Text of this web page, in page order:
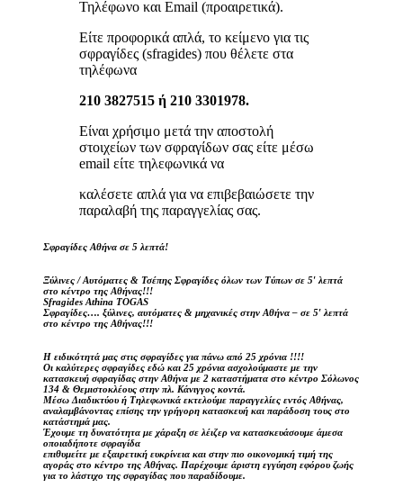
Τηλέφωνο και Email (προαιρετικά).
Είτε προφορικά απλά, το κείμενο για τις
σφραγίδες (sfragides) που θέλετε στα
τηλέφωνα
210 3827515 ή 210 3301978.
Είναι χρήσιμο μετά την αποστολή
στοιχείων των σφραγίδων σας είτε μέσω
email είτε τηλεφωνικά να
καλέσετε απλά για να επιβεβαιώσετε την
παραλαβή της παραγγελίας σας.
Σφραγίδες Αθήνα σε 5 λεπτά!
Ξύλινες / Αυτόματες & Τσέπης Σφραγίδες όλων των Τύπων σε 5′ λεπτά
στο κέντρο της Αθήνας!!!
Sfragides Athina TOGAS
Σφραγίδες…. ξύλινες, αυτόματες & μηχανικές στην Αθήνα – σε 5′ λεπτά
στο κέντρο της Αθήνας!!!
Η ειδικότητά μας στις σφραγίδες για πάνω από 25 χρόνια !!!!
Οι καλύτερες σφραγίδες εδώ και 25 χρόνια ασχολούμαστε με την
κατασκευή σφραγίδας στην Αθήνα με 2 καταστήματα στο κέντρο Σόλωνος
134 & Θεμιστοκλέους στην πλ. Κάνιγγος κοντά.
Μέσω Διαδικτύου ή Τηλεφωνικά εκτελούμε παραγγελίες εντός Αθήνας,
αναλαμβάνοντας επίσης την γρήγορη κατασκευή και παράδοση τους στο
κατάστημά μας.
Έχουμε τη δυνατότητα με χάραξη σε λέιζερ να κατασκευάσουμε άμεσα
οποιαδήποτε σφραγίδα
επιθυμείτε με εξαιρετική ευκρίνεια και στην πιο οικονομική τιμή της
αγοράς στο κέντρο της Αθήνας. Παρέχουμε άριστη εγγύηση εφόρου ζωής
για το λάστιχο της σφραγίδας που παραδίδουμε.